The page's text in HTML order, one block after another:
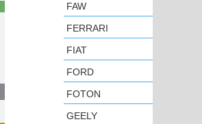
FAW
FERRARI
FIAT
FORD
FOTON
GEELY